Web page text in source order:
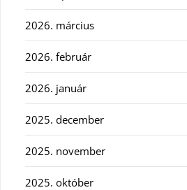
2026. március
2026. február
2026. január
2025. december
2025. november
2025. október